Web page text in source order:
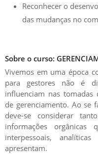
Reconhecer o
das mudanças no
Sobre o curso:
Vivemos em uma época
para gestores não é
influenciam nas tomadas
de gerenciamento. Ao se
deve-se considerar
informações orgânicas
interpessoais,
apresentam.